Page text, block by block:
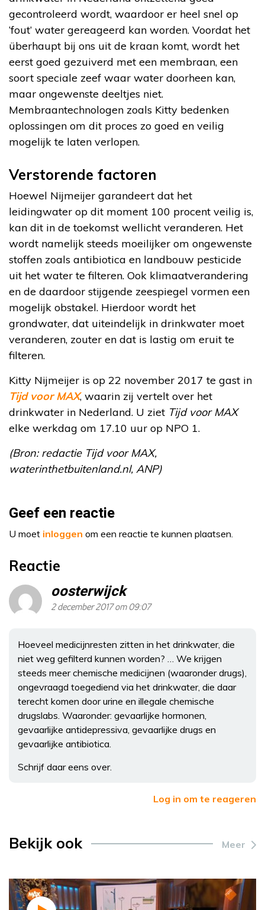
gecontroleerd wordt, waardoor er heel snel op
‘fout’ water gereageerd kan worden. Voordat het
überhaupt bij ons uit de kraan komt, wordt het
eerst goed gezuiverd met een membraan, een
soort speciale zeef waar water doorheen kan,
maar ongewenste deeltjes niet.
Membraantechnologen zoals Kitty bedenken
oplossingen om dit proces zo goed en veilig
mogelijk te laten verlopen.
Verstorende factoren
Hoewel Nijmeijer garandeert dat het
leidingwater op dit moment 100 procent veilig is,
kan dit in de toekomst wellicht veranderen. Het
wordt namelijk steeds moeilijker om ongewenste
stoffen zoals antibiotica en landbouw pesticide
uit het water te filteren. Ook klimaatverandering
en de daardoor stijgende zeespiegel vormen een
mogelijk obstakel. Hierdoor wordt het
grondwater, dat uiteindelijk in drinkwater moet
veranderen, zouter en dat is lastig om eruit te
filteren.
Kitty Nijmeijer is op 22 november 2017 te gast in
Tijd voor MAX, waarin zij vertelt over het
drinkwater in Nederland. U ziet Tijd voor MAX
elke werkdag om 17.10 uur op NPO 1.
(Bron: redactie Tijd voor MAX,
waterinthetbuitenland.nl, ANP)
Geef een reactie
U moet inloggen om een reactie te kunnen plaatsen.
Reactie
oosterwijck
2 december 2017 om 09:07
Hoeveel medicijnresten zitten in het drinkwater, die
niet weg gefilterd kunnen worden? … We krijgen
steeds meer chemische medicijnen (waaronder drugs),
ongevraagd toegediend via het drinkwater, die daar
terecht komen door urine en illegale chemische
drugslabs. Waaronder: gevaarlijke hormonen,
gevaarlijke antidepressiva, gevaarlijke drugs en
gevaarlijke antibiotica.
Schrijf daar eens over.
Log in om te reageren
Bekijk ook Meer